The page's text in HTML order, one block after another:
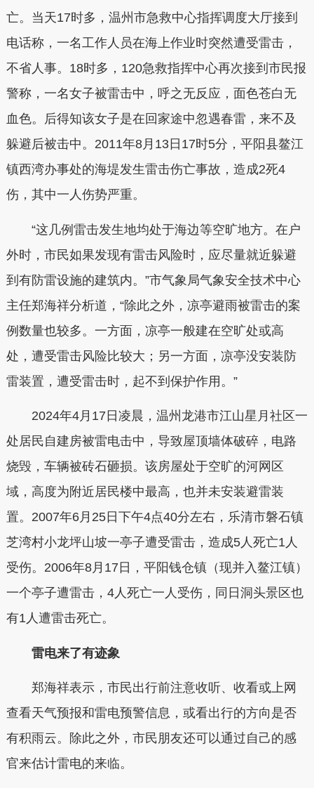
亡。当天17时多，温州市急救中心指挥调度大厅接到
电话称，一名工作人员在海上作业时突然遭受雷击，
不省人事。18时多，120急救指挥中心再次接到市民报
警称，一名女子被雷击中，呼之无反应，面色苍白无
血色。后得知该女子是在回家途中忽遇春雷，来不及
躲避后被击中。2011年8月13日17时5分，平阳县鳌江
镇西湾办事处的海堤发生雷击伤亡事故，造成2死4
伤，其中一人伤势严重。
“这几例雷击发生地均处于海边等空旷地方。在户
外时，市民如果发现有雷击风险时，应尽量就近躲避
到有防雷设施的建筑内。”市气象局气象安全技术中心
主任郑海祥分析道，“除此之外，凉亭避雨被雷击的案
例数量也较多。一方面，凉亭一般建在空旷处或高
处，遭受雷击风险比较大；另一方面，凉亭没安装防
雷装置，遭受雷击时，起不到保护作用。”
2024年4月17日凌晨，温州龙港市江山星月社区一
处居民自建房被雷电击中，导致屋顶墙体破碎，电路
烧毁，车辆被砖石砸损。该房屋处于空旷的河网区
域，高度为附近居民楼中最高，也并未安装避雷装
置。2007年6月25日下午4点40分左右，乐清市磐石镇
芝湾村小龙坪山坡一亭子遭受雷击，造成5人死亡1人
受伤。2006年8月17日，平阳钱仓镇（现并入鳌江镇）
一个亭子遭雷击，4人死亡一人受伤，同日洞头景区也
有1人遭雷击死亡。
雷电来了有迹象
郑海祥表示，市民出行前注意收听、收看或上网
查看天气预报和雷电预警信息，或看出行的方向是否
有积雨云。除此之外，市民朋友还可以通过自己的感
官来估计雷电的来临。